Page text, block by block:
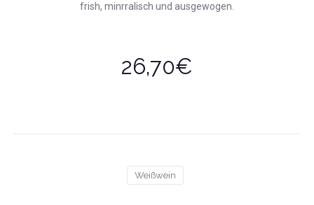
frish, minrralisch und ausgewogen.
26,70€
Weißwein